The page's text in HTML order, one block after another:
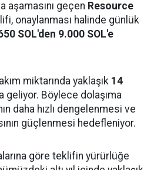
aşamasını geçen Resource
onaylanması halinde günlük
SOL'den 9.000 SOL'e
miktarında yaklaşık 14
geliyor. Böylece dolaşıma
daha hızlı dengelenmesi ve
güçlenmesi hedefleniyor.
göre teklifin yürürlüğe